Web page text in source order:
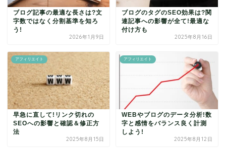
ブログ記事の最適な長さは?文
字数ではなく分割基準を知ろ
う!
2026年1月9日
ブログのタグのSEO効果は?関
連記事への影響が全て!最適な
付け方も
2025年8月16日
アフィリエイト
早急に直して!リンク切れの
SEOへの影響と確認＆修正方
法
2025年8月15日
アフィリエイト
WEBやブログのデータ分析!数
字と感情をバランス良く計測
しよう!
2025年8月12日